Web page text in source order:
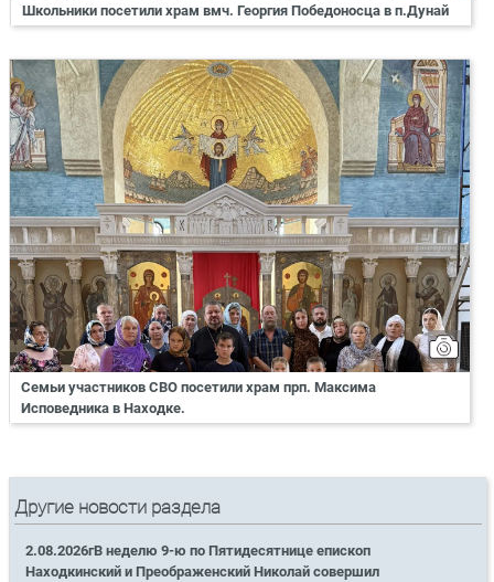
Школьники посетили храм вмч. Георгия Победоносца в п.Дунай
Семьи участников СВО посетили храм прп. Максима
Исповедника в Находке.
Другие новости раздела
2.08.2026гВ неделю 9-ю по Пятидесятнице епископ
Находкинский и Преображенский Николай совершил